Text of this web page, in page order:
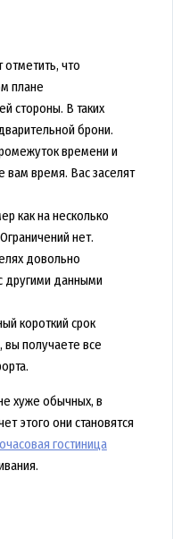
отметить, что
плане
стороны. В таких
брони.
времени и
вам время. Вас заселят
как на несколько
нет.
довольно
другими данными
короткий срок
получаете все
хуже обычных, в
этого они становятся
гостиница